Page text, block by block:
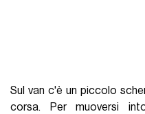
Sul van c'è un piccolo
corsa. Per muoversi